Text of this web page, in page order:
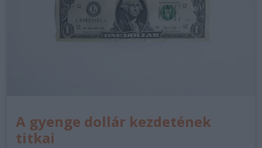
A gyenge dollár kezdetének
titkai